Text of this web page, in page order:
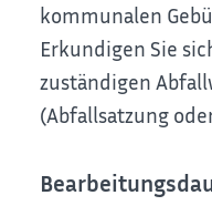
kommunalen
Erkundigen Sie
zuständigen
(Abfallsatzung